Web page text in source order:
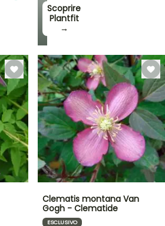
Scoprire
Plantfit
→
Clematis montana Van
Gogh - Clematide
ESCLUSIVO